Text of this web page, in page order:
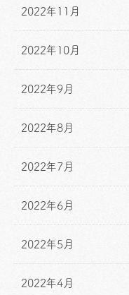
2022年11月
2022年10月
2022年9月
2022年8月
2022年7月
2022年6月
2022年5月
2022年4月